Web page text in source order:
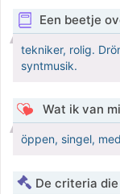
Een beetje
tekniker, rolig.
syntmusik.
Wat ik van
öppen, singel,
De criteria